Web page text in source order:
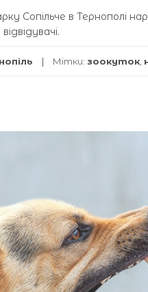
Сопільче в Тернополі
Мітки: зоокуток